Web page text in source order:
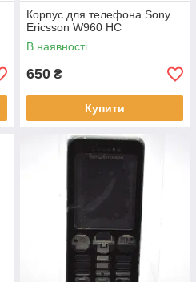
Корпус для телефона Sony
Ericsson W960 HC
В наявності
650 ₴
Купити